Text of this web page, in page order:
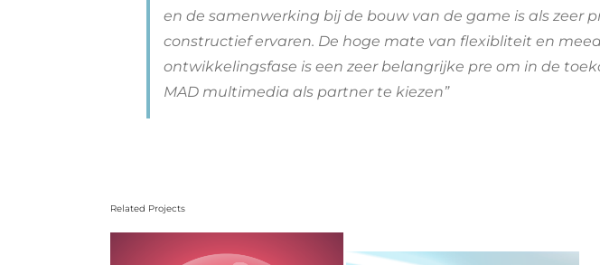
en de samenwerking bij de bouw van de game is als zeer
constructief ervaren. De hoge mate van flexibliteit en
ontwikkelingsfase is een zeer belangrijke pre om in de
MAD multimedia als partner te kiezen”
Related Projects